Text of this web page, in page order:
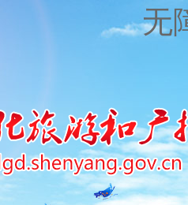
无